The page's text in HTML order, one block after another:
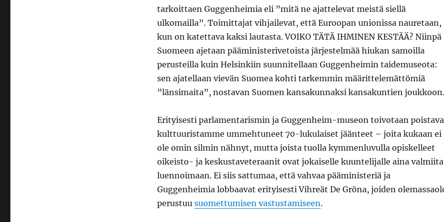
tarkoittaen Guggenheimia eli ”mitä ne ajattelevat meistä siellä
ulkomailla”. Toimittajat vihjailevat, että Euroopan unionissa nauretaan,
kun on katettava kaksi lautasta. VOIKO TÄTÄ IHMINEN KESTÄÄ? Niinpä
Suomeen ajetaan pääministerivetoista järjestelmää hiukan samoilla
perusteilla kuin Helsinkiin suunnitellaan Guggenheimin taidemuseota:
sen ajatellaan vievän Suomea kohti tarkemmin määrittelemättömiä
”länsimaita”, nostavan Suomen kansakunnaksi kansakuntien joukkoon.
Erityisesti parlamentarismin ja Guggenheim-museon toivotaan
kulttuuristamme ummehtuneet 70-lukulaiset jäänteet – joita kukaan ei
ole omin silmin nähnyt, mutta joista tuolla kymmenluvulla opiskelleet
oikeisto- ja keskustaveteraanit ovat jokaiselle kuuntelijalle aina valmiita
luennoimaan. Ei siis sattumaa, että vahvaa pääministeriä ja
Guggenheimia lobbaavat erityisesti Vihreät De Gröna, joiden
perustuu suomettumisen vastustamiseen.